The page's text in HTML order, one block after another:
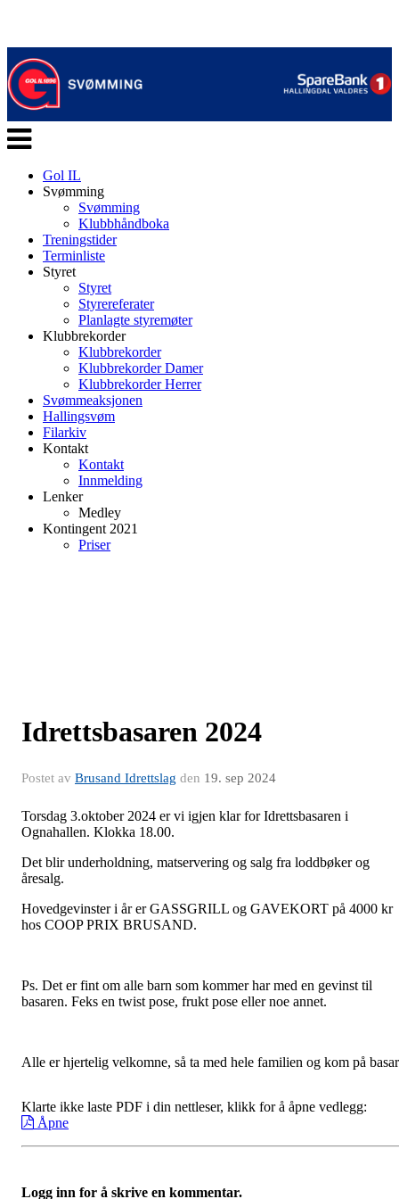
Veksle
navigasjon
Gol IL
Svømming
Svømming
Klubbhåndboka
Treningstider
Terminliste
Styret
Styret
Styrereferater
Planlagte styremøter
Klubbrekorder
Klubbrekorder
Klubbrekorder Damer
Klubbrekorder Herrer
Svømmeaksjonen
Hallingsvøm
Filarkiv
Kontakt
Kontakt
Innmelding
Lenker
Medley
Kontingent 2021
Priser
Idrettsbasaren 2024
Postet av Brusand Idrettslag den 19. sep 2024
Torsdag 3.oktober 2024 er vi igjen klar for Idrettsbasaren i
Ognahallen. Klokka 18.00.
Det blir underholdning, matservering og salg fra loddbøker og
åresalg.
Hovedgevinster i år er GASSGRILL og GAVEKORT på 4000 kr
hos COOP PRIX BRUSAND.
Ps. Det er fint om alle barn som kommer har med en gevinst til
basaren. Feks en twist pose, frukt pose eller noe annet.
Alle er hjertelig velkomne, så ta med hele familien og kom på
Klarte ikke laste PDF i din nettleser, klikk for å åpne vedlegg:
Åpne
Logg inn for å skrive en kommentar.